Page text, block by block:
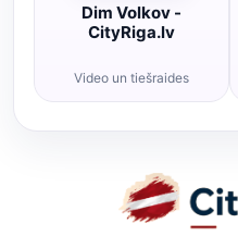
Dim Volkov -
CityRiga.lv
Video un tiešraides